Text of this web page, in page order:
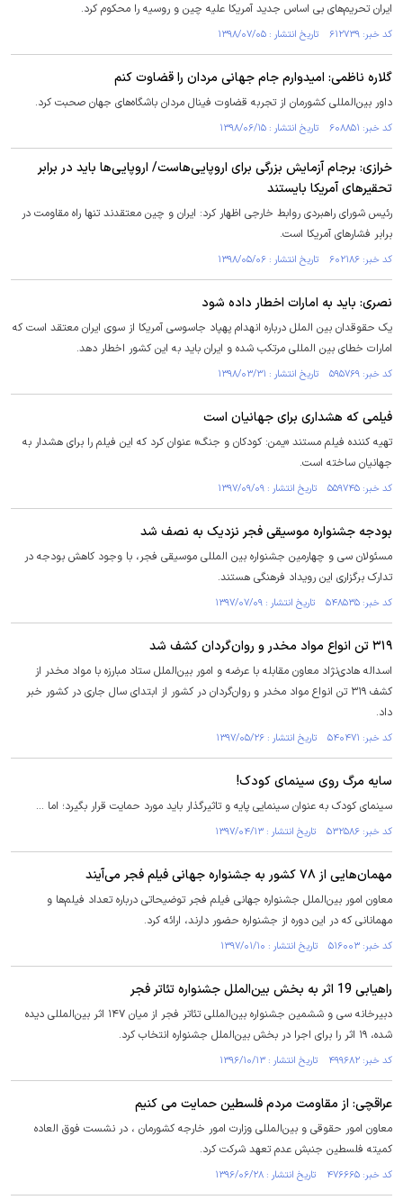
ایران تحریم‌های بی اساس جدید آمریکا علیه چین و روسیه را محکوم کرد.
کد خبر: ۶۱۲۷۳۹ تاریخ انتشار : ۱۳۹۸/۰۷/۰۵
گلاره ناظمی: امیدوارم جام جهانی مردان را قضاوت کنم
داور بین‌المللی کشورمان از تجربه قضاوت فینال مردان باشگاه‌های جهان صحبت کرد.
کد خبر: ۶۰۸۸۵۱ تاریخ انتشار : ۱۳۹۸/۰۶/۱۵
خرازی: برجام آزمایش بزرگی برای اروپایی‌هاست/ اروپایی‌ها باید در برابر
تحقیرهای آمریکا بایستند
رئیس شورای راهبردی روابط خارجی اظهار کرد: ایران و چین معتقدند تنها راه مقاومت در
برابر فشارهای آمریکا است.
کد خبر: ۶۰۲۱۸۶ تاریخ انتشار : ۱۳۹۸/۰۵/۰۶
نصری: باید به امارات اخطار داده شود
یک حقوقدان بین الملل درباره انهدام پهپاد جاسوسی آمریکا از سوی ایران معتقد است که
امارات خطای بین المللی مرتکب شده و ایران باید به این کشور اخطار دهد.
کد خبر: ۵۹۵۷۶۹ تاریخ انتشار : ۱۳۹۸/۰۳/۳۱
فیلمی که هشداری برای جهانیان است
تهیه کننده فیلم مستند «یمن: کودکان و جنگ» عنوان کرد که این فیلم را برای هشدار به
جهانیان ساخته است.
کد خبر: ۵۵۹۷۴۵ تاریخ انتشار : ۱۳۹۷/۰۹/۰۹
بودجه جشنواره موسیقی فجر نزدیک به نصف شد
مسئولان سی و چهارمین جشنواره بین المللی موسیقی فجر، با وجود کاهش بودجه در
تدارک برگزاری این رویداد فرهنگی هستند.
کد خبر: ۵۴۸۵۳۵ تاریخ انتشار : ۱۳۹۷/۰۷/۰۹
۳۱۹ تن انواع مواد مخدر و روان‌گردان کشف شد
اسداله هادی‌نژاد معاون مقابله با عرضه و امور بین‌الملل ستاد مبارزه با مواد مخدر از
کشف ۳۱۹ تن انواع مواد مخدر و روان‌گردان در کشور از ابتدای سال جاری در کشور خبر
داد.
کد خبر: ۵۴۰۴۷۱ تاریخ انتشار : ۱۳۹۷/۰۵/۲۶
سایه مرگ روی سینمای کودک!
سینمای کودک به عنوان سینمایی پایه و تاثیرگذار باید مورد حمایت قرار بگیرد؛ اما ...
کد خبر: ۵۳۲۵۸۶ تاریخ انتشار : ۱۳۹۷/۰۴/۱۳
مهمان‌هایی از ۷۸ کشور به جشنواره جهانی فیلم فجر می‌آیند
معاون امور بین‌الملل جشنواره جهانی فیلم فجر توضیحاتی درباره تعداد فیلم‌ها و
مهمانانی که در این دوره از جشنواره حضور دارند، ارائه کرد.
کد خبر: ۵۱۶۰۰۳ تاریخ انتشار : ۱۳۹۷/۰۱/۱۰
راهیابی 19 اثر به بخش بین‌الملل جشنواره تئاتر فجر
دبیرخانه سی‌ و ششمین جشنواره بین‌المللی تئاتر فجر از میان ۱۴۷ اثر بین‌المللی دیده
شده، ۱۹ اثر را برای اجرا در بخش بین‌‌الملل جشنواره انتخاب کرد.
کد خبر: ۴۹۹۶۸۲ تاریخ انتشار : ۱۳۹۶/۱۰/۱۳
عراقچی: از مقاومت مردم فلسطین حمایت می کنیم
معاون امور حقوقی و بین‌المللی وزارت امور خارجه کشورمان ، در نشست فوق العاده
کمیته فلسطین جنبش عدم تعهد شرکت کرد.
کد خبر: ۴۷۶۶۶۵ تاریخ انتشار : ۱۳۹۶/۰۶/۲۸